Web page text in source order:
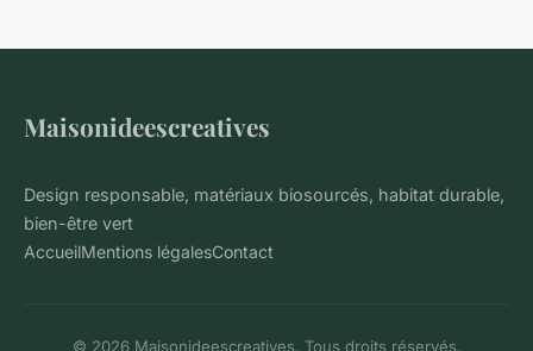
Maisonideescreatives
Design responsable, matériaux biosourcés, habitat durable,
bien-être vert
AccueilMentions légalesContact
© 2026 Maisonideescreatives. Tous droits réservés.